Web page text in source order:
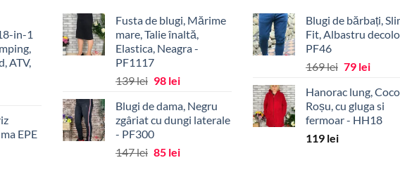
pot
fi
alese
în
pagina
Opțiunile
pot
alese
pagina
produsului.
in-1
ATV,
lei.
EPE
Fusta de blugi, Mărime
mare, Talie înaltă,
Elastica, Neagra -
PF1117
139lei Prețul
a
fost:
139 lei.
98 leiPrețul
este:
98 lei.
Blugi de dama, Negru
zgâriat cu dungi laterale
- PF300
147lei Prețul
85 leiPrețul
Blugi de bărbați,
Fit, Albastru
PF46
169lei Prețul
a
fost:
169 lei.
79 leiPrețul
este:
79 lei.
Hanorac lung,
Roșu, cu gluga si
fermoar - HH18
119 lei